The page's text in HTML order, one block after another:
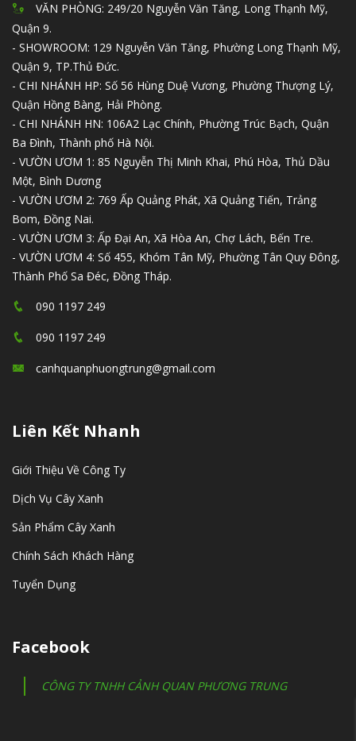
VĂN PHÒNG: 249/20 Nguyễn Văn Tăng, Long Thạnh Mỹ,
Quận 9.
- SHOWROOM: 129 Nguyễn Văn Tăng, Phường Long Thạnh Mỹ,
Quận 9, TP.Thủ Đức.
- CHI NHÁNH HP: Số 56 Hùng Duệ Vương, Phường Thượng Lý,
Quận Hồng Bàng, Hải Phòng.
- CHI NHÁNH HN: 106A2 Lạc Chính, Phường Trúc Bạch, Quận
Ba Đình, Thành phố Hà Nội.
- VƯỜN ƯƠM 1: 85 Nguyễn Thị Minh Khai, Phú Hòa, Thủ Dầu
Một, Bình Dương
- VƯỜN ƯƠM 2: 769 Ấp Quảng Phát, Xã Quảng Tiến, Trảng
Bom, Đồng Nai.
- VƯỜN ƯƠM 3: Ấp Đại An, Xã Hòa An, Chợ Lách, Bến Tre.
- VƯỜN ƯƠM 4: Số 455, Khóm Tân Mỹ, Phường Tân Quy Đông,
Thành Phố Sa Đéc, Đồng Tháp.
090 1197 249
090 1197 249
canhquanphuongtrung@gmail.com
Liên Kết Nhanh
Giới Thiệu Về Công Ty
Dịch Vụ Cây Xanh
Sản Phẩm Cây Xanh
Chính Sách Khách Hàng
Tuyển Dụng
Facebook
CÔNG TY TNHH CẢNH QUAN PHƯƠNG TRUNG